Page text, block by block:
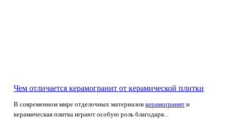
Чем отличается керамогранит от керамической плитки
В современном мире отделочных материалов керамогранит и
керамическая плитка играют особую роль благодаря...